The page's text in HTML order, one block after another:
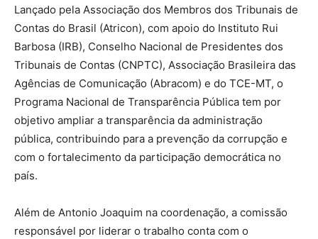
Lançado pela Associação dos Membros dos Tribunais de
Contas do Brasil (Atricon), com apoio do Instituto Rui
Barbosa (IRB), Conselho Nacional de Presidentes dos
Tribunais de Contas (CNPTC), Associação Brasileira das
Agências de Comunicação (Abracom) e do TCE-MT, o
Programa Nacional de Transparência Pública tem por
objetivo ampliar a transparência da administração
pública, contribuindo para a prevenção da corrupção e
com o fortalecimento da participação democrática no
país.
Além de Antonio Joaquim na coordenação, a comissão
responsável por liderar o trabalho conta com o